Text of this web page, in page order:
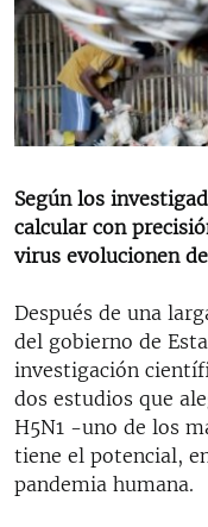
RADIO MARTÍ
ESPECIALES
ESPECIALES
LA REALIDAD DE LA
SER VIEJO EN CUBA
KENTU-CUBANO
DESINFORMACIÓN
LA INVASIÓN DE
MULTIMEDIA
EDITORIALES
SÍGUENOS
Según los
calcular con
virus evolucionen
Después de una
del gobierno de
investigación
dos estudios que
H5N1 -uno de los
tiene el potencial,
pandemia humana.